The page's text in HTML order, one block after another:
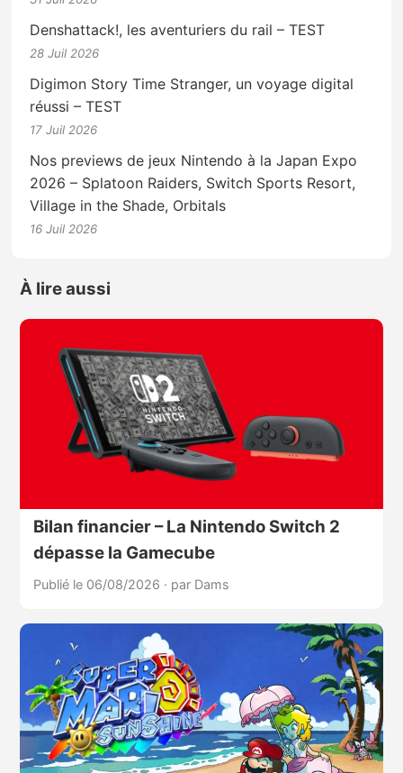
Denshattack!, les aventuriers du rail – TEST
28 Juil 2026
Digimon Story Time Stranger, un voyage digital
réussi – TEST
17 Juil 2026
Nos previews de jeux Nintendo à la Japan Expo
2026 – Splatoon Raiders, Switch Sports Resort,
Village in the Shade, Orbitals
16 Juil 2026
À lire aussi
Bilan financier – La Nintendo Switch 2
dépasse la Gamecube
Publié le 06/08/2026 · par Dams